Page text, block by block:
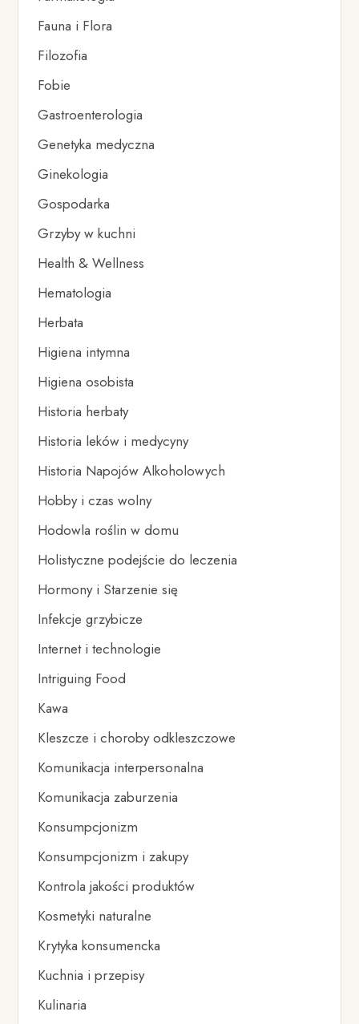
Fauna i Flora
Filozofia
Fobie
Gastroenterologia
Genetyka medyczna
Ginekologia
Gospodarka
Grzyby w kuchni
Health & Wellness
Hematologia
Herbata
Higiena intymna
Higiena osobista
Historia herbaty
Historia leków i medycyny
Historia Napojów Alkoholowych
Hobby i czas wolny
Hodowla roślin w domu
Holistyczne podejście do leczenia
Hormony i Starzenie się
Infekcje grzybicze
Internet i technologie
Intriguing Food
Kawa
Kleszcze i choroby odkleszczowe
Komunikacja interpersonalna
Komunikacja zaburzenia
Konsumpcjonizm
Konsumpcjonizm i zakupy
Kontrola jakości produktów
Kosmetyki naturalne
Krytyka konsumencka
Kuchnia i przepisy
Kulinaria